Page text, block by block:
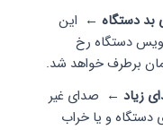
بد دستگاه ← این
دستگاه رخ
برطرف خواهد شد.
زیاد ← صدای غیر
دستگاه و یا خراب